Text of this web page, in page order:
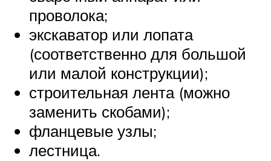
проволока;
экскаватор или лопата
(соответственно для большой
или малой конструкции);
строительная лента (можно
заменить скобами);
фланцевые узлы;
лестница.